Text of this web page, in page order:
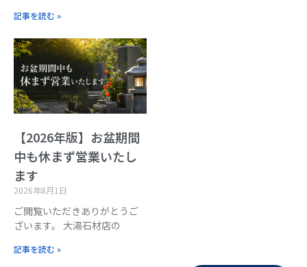
記事を読む »
【2026年版】お盆期間
中も休まず営業いたし
ます
2026年8月1日
ご閲覧いただきありがとうご
ざいます。 大湯石材店の
記事を読む »